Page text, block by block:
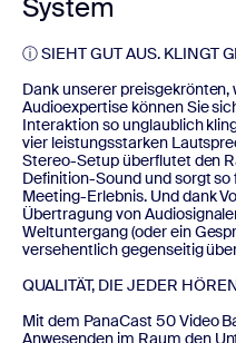
System
ⓘ SIEHT GUT AUS. KLINGT
Dank unserer
Audioexpertise können Sie
Interaktion so unglaublich
vier leistungsstarken
Stereo-Setup überflutet den
Definition-Sound und sorgt
Meeting-Erlebnis. Und dank
Übertragung von
Weltuntergang (oder ein
versehentlich gegenseitig
QUALITÄT, DIE JEDER
Mit dem PanaCast 50 Video
Anwesenden im Raum den